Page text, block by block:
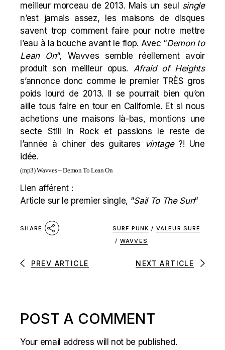
meilleur morceau de 2013. Mais un seul single
n’est jamais assez, les maisons de disques
savent trop comment faire pour notre mettre
l’eau à la bouche avant le flop. Avec “Demon to
Lean On“, Wavves semble réellement avoir
produit son meilleur opus. Afraid of Heights
s’annonce donc comme le premier TRÈS gros
poids lourd de 2013. Il se pourrait bien qu’on
aille tous faire en tour en Californie. Et si nous
achetions une maisons là-bas, montions une
secte Still in Rock et passions le reste de
l’année à chiner des guitares vintage?! Une
idée.
(mp3)Wavves – Demon To Lean On
Lien afférent :
Article sur le premier single, “Sail To The Sun“
SHARE SURF PUNK / VALEUR SURE
/ WAVVES
PREV ARTICLE NEXT ARTICLE
POST A COMMENT
Your email address will not be published.